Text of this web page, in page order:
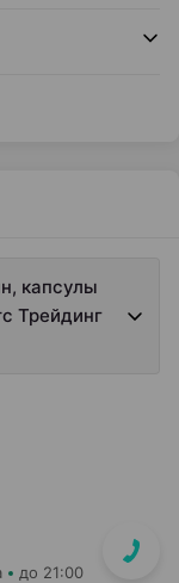
капсулы
Трейдинг
до 21:00